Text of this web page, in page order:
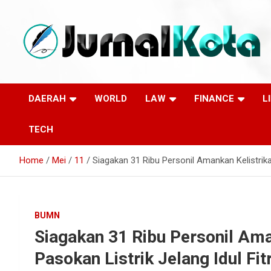
content
JURNALKOTA.NET
DAERAH WORLD LAW FINANCE
TECH
Home Mei 11 Siagakan 31 Ribu Personil Amankan
BUMN
Siagakan 31 Ribu Personil
Pasokan Listrik Jelang Idul